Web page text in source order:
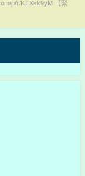
p/r/KTXkk9yM 【緊